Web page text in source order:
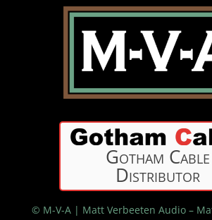
Gotham Cable
Distributor
© M-V-A | Matt Verbeeten Audio –